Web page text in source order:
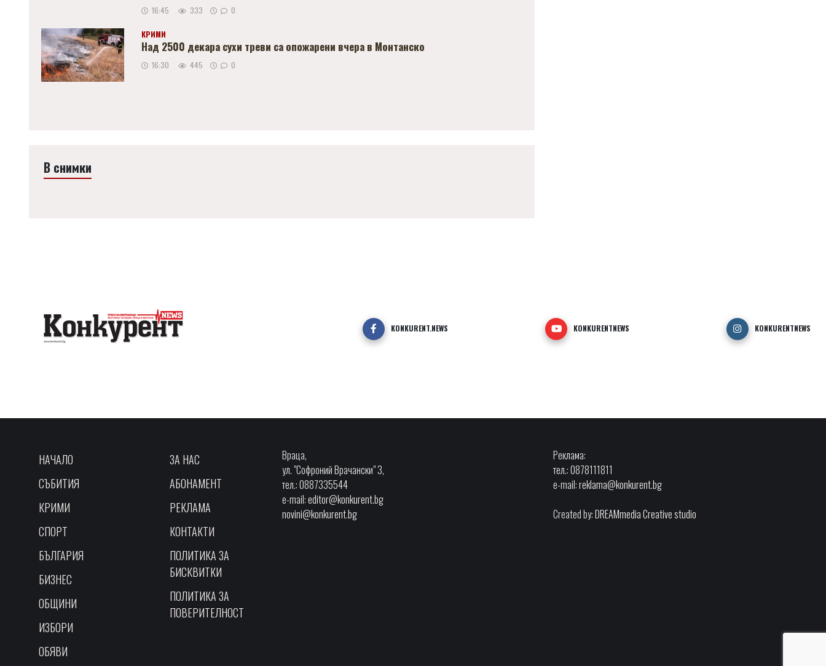
16:45 333 0
КРИМИ
Над 2500 декара сухи треви са опожарени вчера в Монтанско
16:30 445 0
В снимки
KONKURENT.NEWS KONKURENTNEWS KONKURENTNEWS
НАЧАЛО
СЪБИТИЯ
КРИМИ
СПОРТ
БЪЛГАРИЯ
БИЗНЕС
ОБЩИНИ
ИЗБОРИ
ОБЯВИ
ЗА НАС
АБОНАМЕНТ
РЕКЛАМА
КОНТАКТИ
ПОЛИТИКА ЗА
БИСКВИТКИ
ПОЛИТИКА ЗА
ПОВЕРИТЕЛНОСТ
Враца,
ул. "Софроний Врачански" 3,
тел.: 0887335544
e-mail:editor@konkurent.bg
novini@konkurent.bg
Реклама:
тел.: 0878111811
e-mail:reklama@konkurent.bg
Created by:DREAMmedia Creative studio